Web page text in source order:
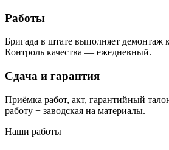
Работы
Бригада в штате выполняет демонтаж
Контроль качества — ежедневный.
Сдача и гарантия
Приёмка работ, акт, гарантийный
работу + заводская на материалы.
Наши работы